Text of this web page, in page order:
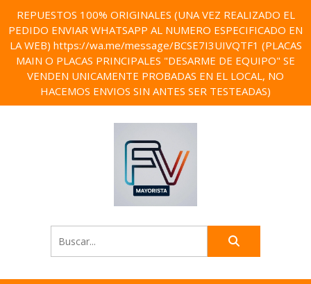
REPUESTOS 100% ORIGINALES (UNA VEZ REALIZADO EL
PEDIDO ENVIAR WHATSAPP AL NUMERO ESPECIFICADO EN
LA WEB) https://wa.me/message/BCSE7I3UIVQTF1 (PLACAS
MAIN O PLACAS PRINCIPALES "DESARME DE EQUIPO" SE
VENDEN UNICAMENTE PROBADAS EN EL LOCAL, NO
HACEMOS ENVIOS SIN ANTES SER TESTEADAS)